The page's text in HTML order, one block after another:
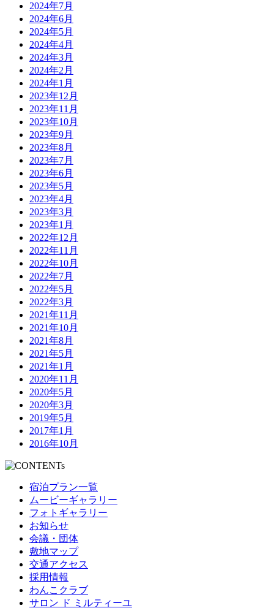
2024年7月
2024年6月
2024年5月
2024年4月
2024年3月
2024年2月
2024年1月
2023年12月
2023年11月
2023年10月
2023年9月
2023年8月
2023年7月
2023年6月
2023年5月
2023年4月
2023年3月
2023年1月
2022年12月
2022年11月
2022年10月
2022年7月
2022年5月
2022年3月
2021年11月
2021年10月
2021年8月
2021年5月
2021年1月
2020年11月
2020年5月
2020年3月
2019年5月
2017年1月
2016年10月
宿泊プラン一覧
ムービーギャラリー
フォトギャラリー
お知らせ
会議・団体
敷地マップ
交通アクセス
採用情報
わんこクラブ
サロン ド ミルティーユ